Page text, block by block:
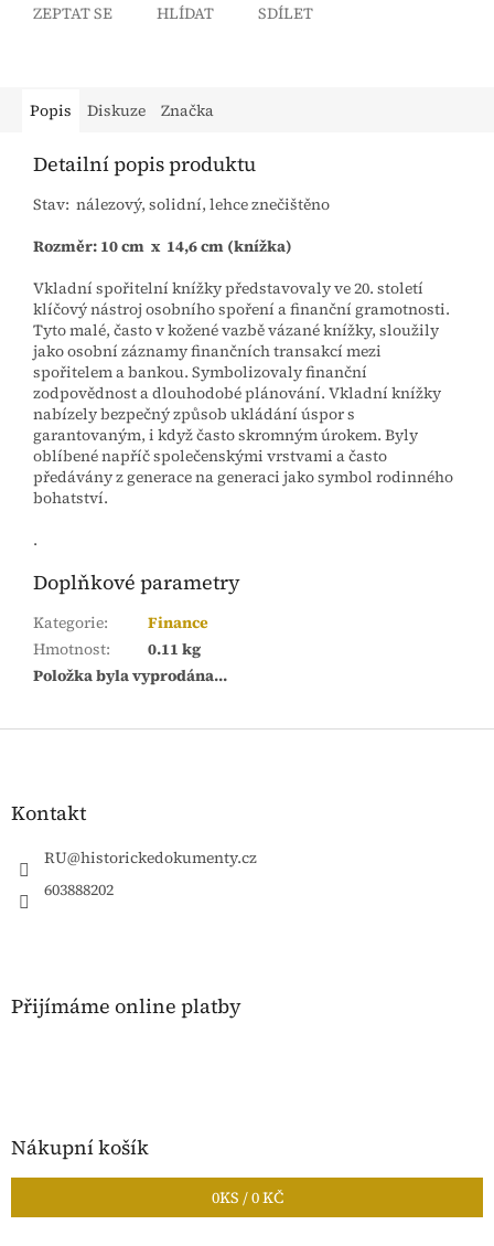
ZEPTAT SE HLÍDAT SDÍLET
Popis Diskuze Značka
Detailní popis produktu
Stav: nálezový, solidní, lehce znečištěno
Rozměr: 10 cm x 14,6 cm (knížka)
Vkladní spořitelní knížky představovaly ve 20. století
klíčový nástroj osobního spoření a finanční gramotnosti.
Tyto malé, často v kožené vazbě vázané knížky, sloužily
jako osobní záznamy finančních transakcí mezi
spořitelem a bankou. Symbolizovaly finanční
zodpovědnost a dlouhodobé plánování. Vkladní knížky
nabízely bezpečný způsob ukládání úspor s
garantovaným, i když často skromným úrokem. Byly
oblíbené napříč společenskými vrstvami a často
předávány z generace na generaci jako symbol rodinného
bohatství.
.
Doplňkové parametry
Kategorie:
Finance
Hmotnost:
0.11 kg
Položka byla vyprodána…
Z
Kontakt
RU@historickedokumenty.cz
603888202
Přijímáme online platby
Nákupní košík
0KS /0 KČ